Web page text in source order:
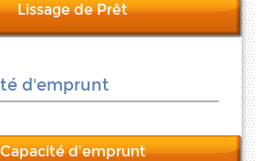
Lissage de Prêt
d'emprunt
Capacité d'emprunt